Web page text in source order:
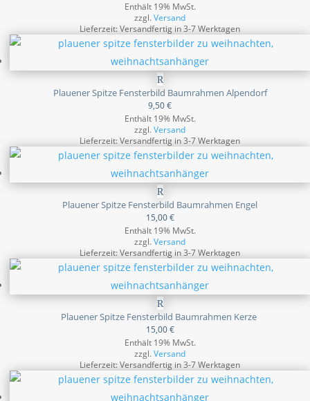
Enthält 19% MwSt.
zzgl.Versand
Lieferzeit: Versandfertig in 3-7 Werktagen
Plauener Spitze Fensterbild Baumrahmen Alpendorf
9,50€
Enthält 19% MwSt.
zzgl.Versand
Lieferzeit: Versandfertig in 3-7 Werktagen
Plauener Spitze Fensterbild Baumrahmen Engel
15,00€
Enthält 19% MwSt.
zzgl.Versand
Lieferzeit: Versandfertig in 3-7 Werktagen
Plauener Spitze Fensterbild Baumrahmen Kerze
15,00€
Enthält 19% MwSt.
zzgl.Versand
Lieferzeit: Versandfertig in 3-7 Werktagen